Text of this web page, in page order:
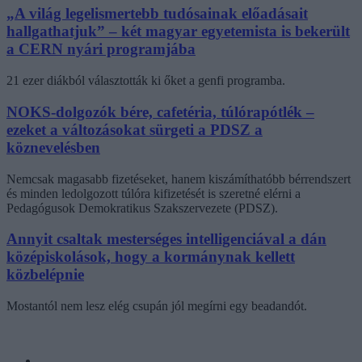
„A világ legelismertebb tudósainak előadásait
hallgathatjuk” – két magyar egyetemista is bekerült
a CERN nyári programjába
21 ezer diákból választották ki őket a genfi programba.
NOKS-dolgozók bére, cafetéria, túlórapótlék –
ezeket a változásokat sürgeti a PDSZ a
köznevelésben
Nemcsak magasabb fizetéseket, hanem kiszámíthatóbb bérrendszert
és minden ledolgozott túlóra kifizetését is szeretné elérni a
Pedagógusok Demokratikus Szakszervezete (PDSZ).
Annyit csaltak mesterséges intelligenciával a dán
középiskolások, hogy a kormánynak kellett
közbelépnie
Mostantól nem lesz elég csupán jól megírni egy beadandót.